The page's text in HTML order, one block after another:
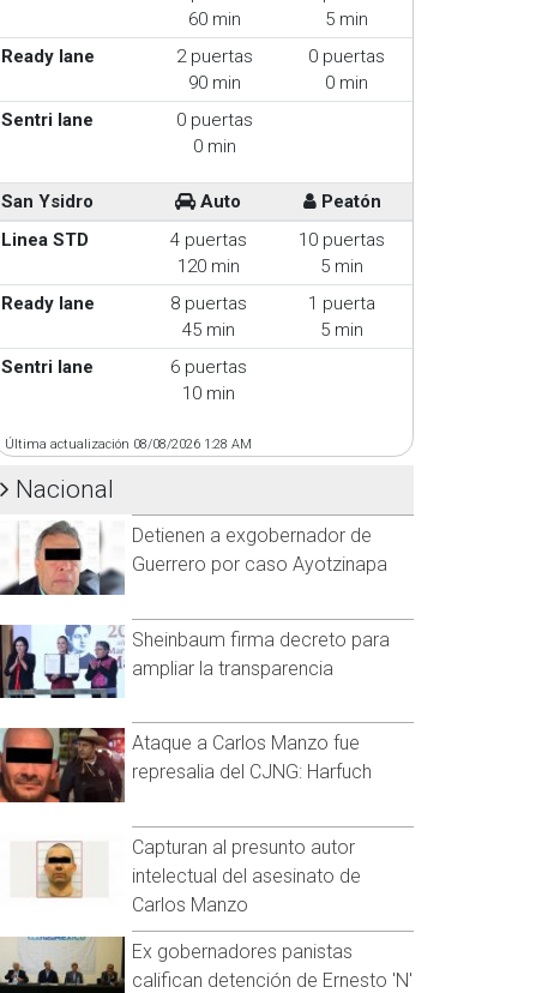
60 min
5 min
Ready lane
2 puertas
90 min
0 puertas
0 min
Sentri lane
0 puertas
0 min
San Ysidro Auto
Peatón
Linea STD
4 puertas
120 min
10 puertas
5 min
Ready lane
8 puertas
45 min
1 puerta
5 min
Sentri lane
6 puertas
10 min
Última actualización 08/08/2026 1:28 AM
Nacional
Detienen a exgobernador de
Guerrero por caso Ayotzinapa
Sheinbaum firma decreto para
ampliar la transparencia
Ataque a Carlos Manzo fue
represalia del CJNG: Harfuch
Capturan al presunto autor
intelectual del asesinato de
Carlos Manzo
Ex gobernadores panistas
califican detención de Ernesto 'N'